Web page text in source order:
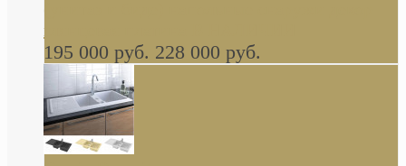
глянцевая платина В НАЛИЧИИ
195 000 руб. 228 000 руб.